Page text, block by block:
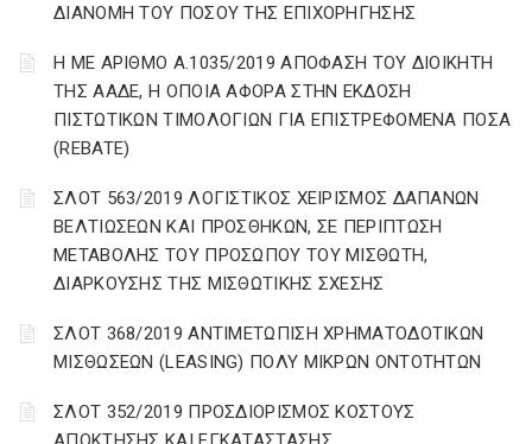
ΔΙΑΝΟΜΗ ΤΟΥ ΠΟΣΟΥ ΤΗΣ ΕΠΙΧΟΡΗΓΗΣΗΣ
Η ΜΕ ΑΡΙΘΜΟ Α.1035/2019 ΑΠΟΦΑΣΗ ΤΟΥ ΔΙΟΙΚΗΤΗ
ΤΗΣ ΑΑΔΕ, Η ΟΠΟΙΑ ΑΦΟΡΑ ΣΤΗΝ ΕΚΔΟΣΗ
ΠΙΣΤΩΤΙΚΩΝ ΤΙΜΟΛΟΓΙΩΝ ΓΙΑ ΕΠΙΣΤΡΕΦΟΜΕΝΑ ΠΟΣΑ
(REBATE)
ΣΛΟΤ 563/2019 ΛΟΓΙΣΤΙΚΟΣ ΧΕΙΡΙΣΜΟΣ ΔΑΠΑΝΩΝ
ΒΕΛΤΙΩΣΕΩΝ ΚΑΙ ΠΡΟΣΘΗΚΩΝ, ΣΕ ΠΕΡΙΠΤΩΣΗ
ΜΕΤΑΒΟΛΗΣ ΤΟΥ ΠΡΟΣΩΠΟΥ ΤΟΥ ΜΙΣΘΩΤΗ,
ΔΙΑΡΚΟΥΣΗΣ ΤΗΣ ΜΙΣΘΩΤΙΚΗΣ ΣΧΕΣΗΣ
ΣΛΟΤ 368/2019 ΑΝΤΙΜΕΤΩΠΙΣΗ ΧΡΗΜΑΤΟΔΟΤΙΚΩΝ
ΜΙΣΘΩΣΕΩΝ (LEASING) ΠΟΛΥ ΜΙΚΡΩΝ ΟΝΤΟΤΗΤΩΝ
ΣΛΟΤ 352/2019 ΠΡΟΣΔΙΟΡΙΣΜΟΣ ΚΟΣΤΟΥΣ